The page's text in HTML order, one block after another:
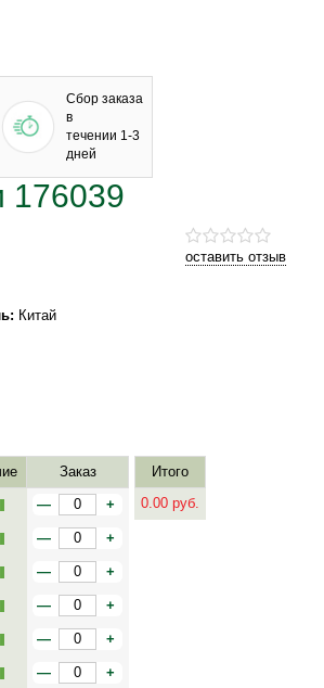
Сбор заказа
в
течении 1-3
дней
176039
оставить отзыв
Китай
Заказ
— +
— +
— +
— +
— +
— +
Итого
0.00 руб.